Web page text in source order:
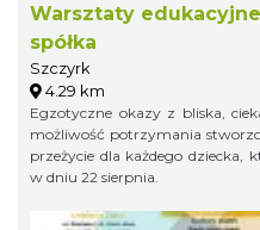
Warsztaty
spółka
Szczyrk
4.29 km
Egzotyczne okazy z bliska,
możliwość potrzymania
przeżycie dla każdego dziecka,
w dniu 22 sierpnia.